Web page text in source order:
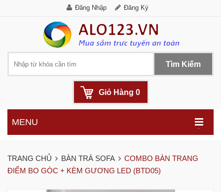
Đăng Nhập Đăng Ký
Tìm Kiếm
Giỏ Hàng 0
.
MENU
TRANG CHỦ BÀN TRÀ SOFA
COMBO BÀN TRANG
ĐIỂM BO GÓC + KÈM GƯƠNG LED (BTD05)